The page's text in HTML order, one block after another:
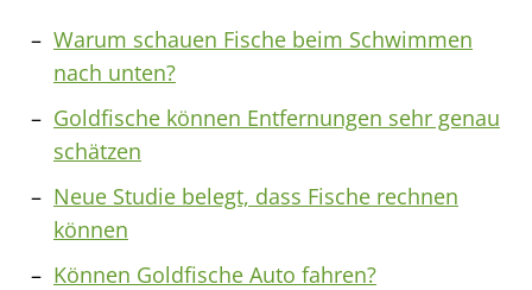
Warum schauen Fische beim Schwimmen
nach unten?
Goldfische können Entfernungen sehr genau
schätzen
Neue Studie belegt, dass Fische rechnen
können
Können Goldfische Auto fahren?